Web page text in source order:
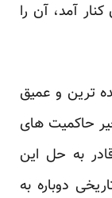
آمد، آن را
ترین و عمیق
حاکمیت های
به حل این
دوباره به